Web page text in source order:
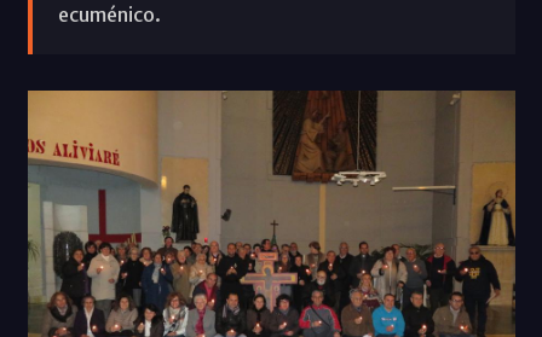
ecuménico.